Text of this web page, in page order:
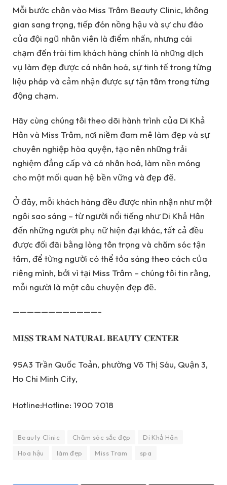
Mỗi bước chân vào Miss Trâm Beauty Clinic, không
gian sang trọng, tiếp đón nồng hậu và sự chu đáo
của đội ngũ nhân viên là điểm nhấn, nhưng cái
chạm đến trái tim khách hàng chính là những dịch
vụ làm đẹp được cá nhân hoá, sự tinh tế trong từng
liệu pháp và cảm nhận được sự tận tâm trong từng
động chạm.
Hãy cùng chúng tôi theo dõi hành trình của Di Khả
Hân và Miss Trâm, nơi niềm đam mê làm đẹp và sự
chuyên nghiệp hòa quyện, tạo nên những trải
nghiệm đẳng cấp và cá nhân hoá, làm nền móng
cho một mối quan hệ bền vững và đẹp đẽ.
Ở đây, mỗi khách hàng đều được nhìn nhận như một
ngôi sao sáng – từ người nổi tiếng như Di Khả Hân
đến những người phụ nữ hiện đại khác, tất cả đều
được đối đãi bằng lòng tôn trọng và chăm sóc tận
tâm, để từng người có thể tỏa sáng theo cách của
riêng mình, bởi vì tại Miss Trâm – chúng tôi tin rằng,
mỗi người là một câu chuyện đẹp đẽ.
————————————-
𝐌𝐈𝐒𝐒 𝐓𝐑𝐀𝐌 𝐍𝐀𝐓𝐔𝐑𝐀𝐋 𝐁𝐄𝐀𝐔𝐓𝐘 𝐂𝐄𝐍𝐓𝐄𝐑
95A3 Trần Quốc Toản, phường Võ Thị Sáu, Quận 3,
Ho Chi Minh City,
Hotline:Hotline: 1900 7018
Beauty Clinic Chăm sóc sắc đẹp
Di Khả Hân
Hoa hậu
làm đẹp Miss Tram spa